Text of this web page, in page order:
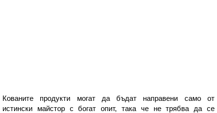
Кованите продукти могат да бъдат направени само от
истински майстор с богат опит, така че не трябва да се